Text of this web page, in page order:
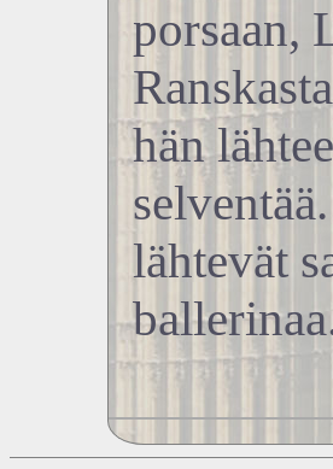
porsaan,
hän
lähtevät